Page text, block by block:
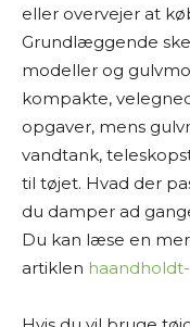
eller overvejer at
Grundlæggende
modeller og
kompakte,
opgaver, mens
vandtank,
til tøjet. Hvad der
du damper ad
Du kan læse en
artiklen